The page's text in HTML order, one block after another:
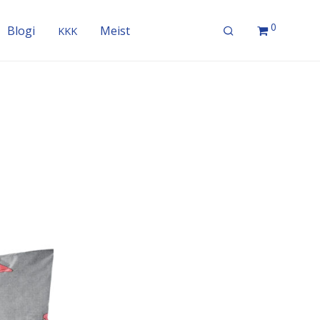
Blogi KKK Meist 0